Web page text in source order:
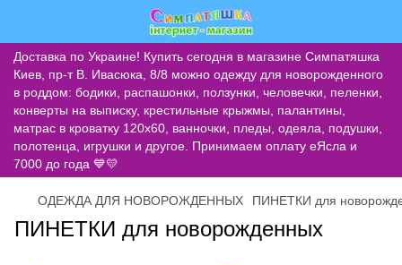
Доставка по Украине! Купить сегодня в магазине Симпатяшка
Киев, пр-т В. Ивасюка, 8/8 можно одежду для новорожденного
в роддом: бодики, распашонки, ползунки, человечки, пеленки,
конверты на выписку, крестильные крыжмы, палантины,
матрас в кроватку 120х60, ванночки, пледы, одеяла, подушки,
полотенца, игрушки и другое. Принимаем оплату еЯсла и
7000 до года 💙💛
ОДЕЖДА ДЛЯ НОВОРОЖДЕННЫХ ПИНЕТКИ для
ПИНЕТКИ для новорожденных